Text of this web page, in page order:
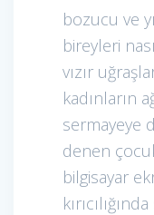
bozucu ve
bireyleri
vızır
kadınların
sermayeye
denen
bilgisayar